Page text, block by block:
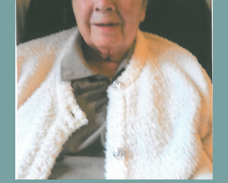
Décès de Madame Marie
Thérèse Timmermans
14.07.1934 – 18.07.2026
nécrologies